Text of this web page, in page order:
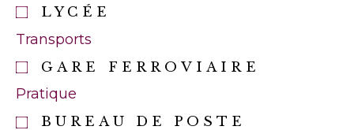
LYCÉE
Transports
GARE FERROVIAIRE
Pratique
BUREAU DE POSTE